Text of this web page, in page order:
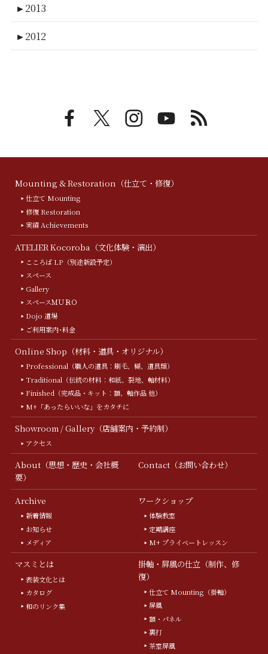
►2013
►2012
Mounting & Restoration（仕立て・修復）
仕立て Mounting
修復 Restoration
実績 Achievements
ATELIER Kocoroba（文化体験・演出）
こころば LP（別途新設予定）
スペース
Gallery
スペースＭＵＲＯ
Dojo 道場
ご利用案内･料金
Online Shop（材料・道具・オリジナル）
Professional（職人の道具：刷毛、糊、道具類）
Traditional（伝統の材料：和紙、裂地、軸材料）
Finished（完成品・キット：額、軸作品 他）
M+「あったらいいな」をカタチに
Showroom / Gallery（店舗案内・予約制）
アクセス
About（思想・歴史・会社概
要）
Contact（お問い合わせ）
Archive
新着情報
お知らせ
メディア
ワークショップ
体験教室
定期講座
M+ プライベートレッスン
マスミとは
表装文化とは
カタログ
和のリンク集
掛軸・屏風の仕立（制作、修
復）
仕立て Mounting（掛軸）
屏風
額・パネル
裏打
茶室屏風